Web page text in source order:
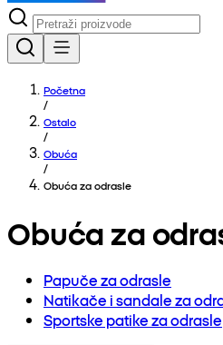
Početna
/
Ostalo
/
Obuća
/
Obuća za odrasle
Obuća za
Papuče za odrasle
Natikače i sandale za
Sportske patike za odrasle